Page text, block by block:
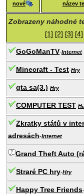
nové název
Zobrazeny náhodné
[1] [2] [3] [4]
GoGoManTV-Internet
Minecraft - Test-Hry
gta sa(3.)-Hry
COMPUTER TEST-
Zkratky států v
adresách-Internet
Grand Theft Auto
Straré PC hry-Hry
Happy Tree Friends-